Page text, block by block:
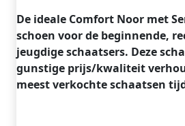
De ideale Comfort Noor met
schoen voor de beginnende,
jeugdige schaatsers. Deze
gunstige prijs/kwaliteit
meest verkochte schaatsen